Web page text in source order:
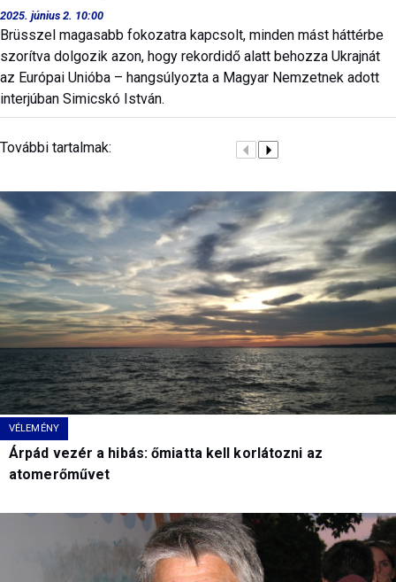
2025. június 2. 10:00
Brüsszel magasabb fokozatra kapcsolt, minden mást háttérbe
szorítva dolgozik azon, hogy rekordidő alatt behozza Ukrajnát
az Euró­pai Unióba – hangsúlyozta a Magyar Nemzetnek adott
interjúban Simicskó István.
További tartalmak:
VÉLEMÉNY
Árpád vezér a hibás: őmiatta kell korlátozni az
atomerőművet